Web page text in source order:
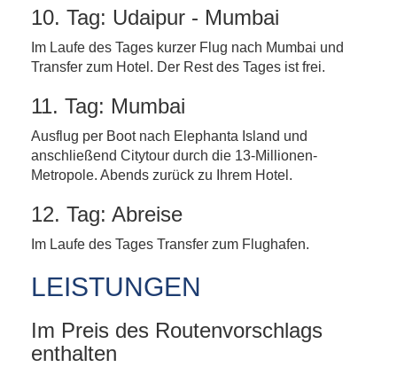
10. Tag: Udaipur - Mumbai
Im Laufe des Tages kurzer Flug nach Mumbai und
Transfer zum Hotel. Der Rest des Tages ist frei.
11. Tag: Mumbai
Ausflug per Boot nach Elephanta Island und
anschließend Citytour durch die 13-Millionen-
Metropole. Abends zurück zu Ihrem Hotel.
12. Tag: Abreise
Im Laufe des Tages Transfer zum Flughafen.
LEISTUNGEN
Im Preis des Routenvorschlags
enthalten